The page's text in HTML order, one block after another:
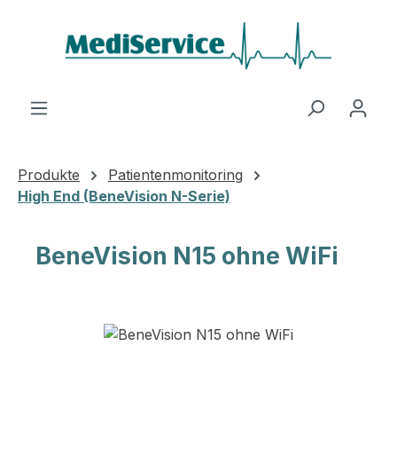
Produkte
Patientenmonitoring
High End (BeneVision N-Serie)
BeneVision N15 ohne WiFi
Bildergalerie überspringen